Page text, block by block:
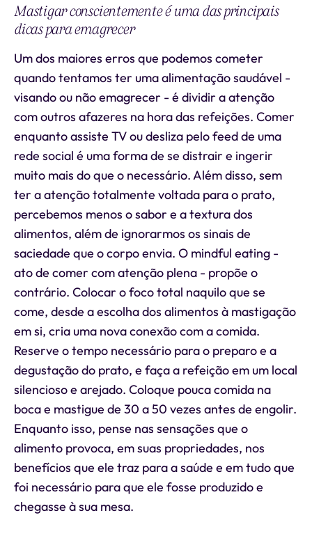
Mastigar conscientemente é uma das principais
dicas para emagrecer
Um dos maiores erros que podemos cometer
quando tentamos ter uma alimentação saudável -
visando ou não emagrecer - é dividir a atenção
com outros afazeres na hora das refeições. Comer
enquanto assiste TV ou desliza pelo feed de uma
rede social é uma forma de se distrair e ingerir
muito mais do que o necessário. Além disso, sem
ter a atenção totalmente voltada para o prato,
percebemos menos o sabor e a textura dos
alimentos, além de ignorarmos os sinais de
saciedade que o corpo envia. O mindful eating -
ato de comer com atenção plena - propõe o
contrário. Colocar o foco total naquilo que se
come, desde a escolha dos alimentos à mastigação
em si, cria uma nova conexão com a comida.
Reserve o tempo necessário para o preparo e a
degustação do prato, e faça a refeição em um local
silencioso e arejado. Coloque pouca comida na
boca e mastigue de 30 a 50 vezes antes de engolir.
Enquanto isso, pense nas sensações que o
alimento provoca, em suas propriedades, nos
benefícios que ele traz para a saúde e em tudo que
foi necessário para que ele fosse produzido e
chegasse à sua mesa.